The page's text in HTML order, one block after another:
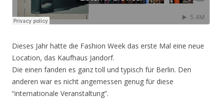
Dieses Jahr hatte die Fashion Week das erste Mal eine neue
Location, das Kaufhaus Jandorf.
Die einen fanden es ganz toll und typisch für Berlin. Den
anderen war es nicht angemessen genug für diese
“internationale Veranstaltung”.